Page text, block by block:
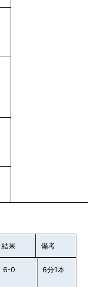
結果 備考
6-0 6分1本